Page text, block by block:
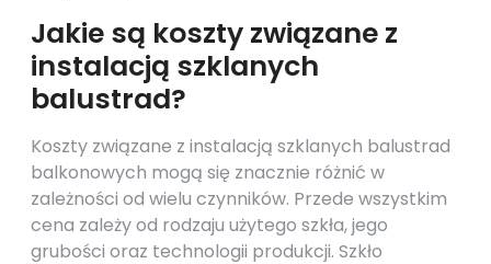
Jakie są koszty związane z
instalacją szklanych
balustrad?
Koszty związane z instalacją szklanych balustrad
balkonowych mogą się znacznie różnić w
zależności od wielu czynników. Przede wszystkim
cena zależy od rodzaju użytego szkła, jego
grubości oraz technologii produkcji. Szkło